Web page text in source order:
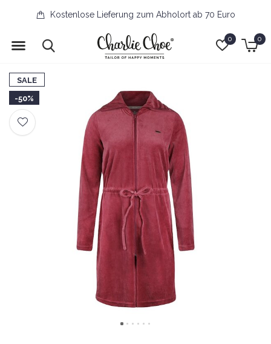
0 0
Kostenlose Lieferung zum Abholort ab 70 Euro
SALE
-50%